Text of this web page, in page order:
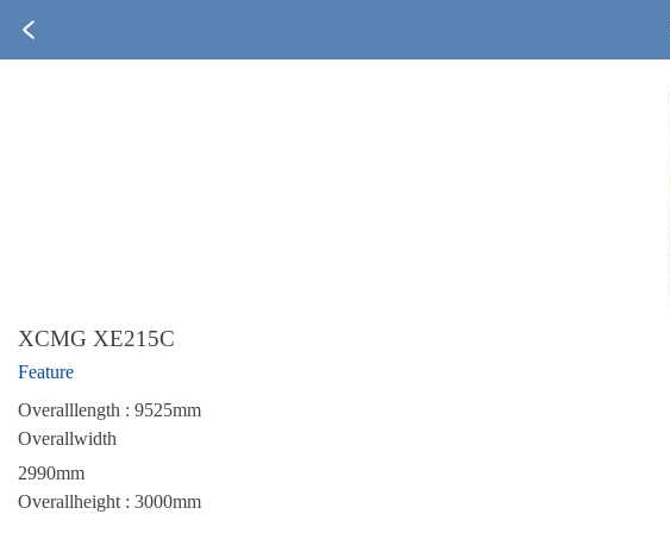
XCMG XE215C
Feature
Overalllength : 9525mm
Overallwidth
2990mm
Overallheight : 3000mm